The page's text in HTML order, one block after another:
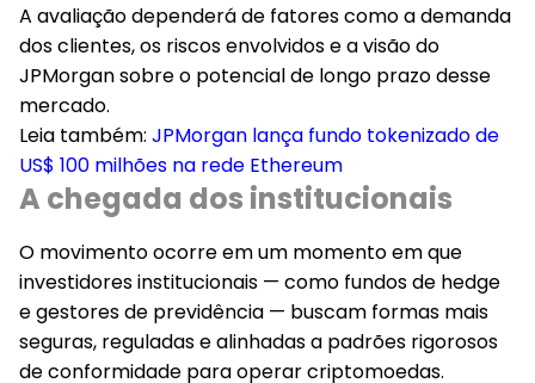
A avaliação dependerá de fatores como a demanda
dos clientes, os riscos envolvidos e a visão do
JPMorgan sobre o potencial de longo prazo desse
mercado.
Leia também: JPMorgan lança fundo tokenizado de
US$ 100 milhões na rede Ethereum
A chegada dos institucionais
O movimento ocorre em um momento em que
investidores institucionais — como fundos de hedge
e gestores de previdência — buscam formas mais
seguras, reguladas e alinhadas a padrões rigorosos
de conformidade para operar criptomoedas.